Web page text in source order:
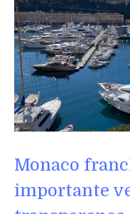
Monaco
importante